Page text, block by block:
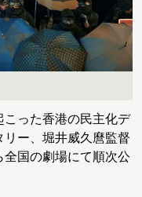
った香港の民主化デ
ー、堀井威久麿監督
全国の劇場にて順次公